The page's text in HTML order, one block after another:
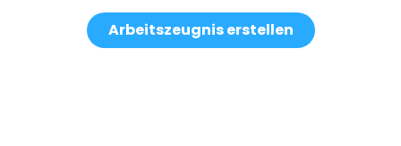
Arbeitszeugnis erstellen